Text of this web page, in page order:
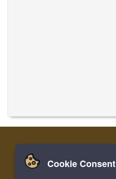
Zuhause Einloggen
Cookie Consent